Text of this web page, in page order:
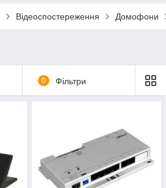
Відеоспостереження Домофони
0 Фільтри